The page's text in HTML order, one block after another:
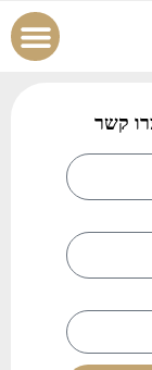
קשר